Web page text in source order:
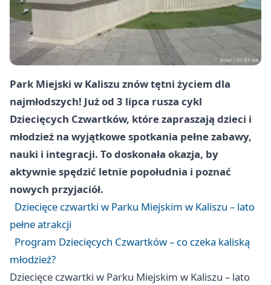
Park Miejski w Kaliszu znów tętni życiem dla
najmłodszych! Już od 3 lipca rusza cykl
Dziecięcych Czwartków, które zapraszają dzieci i
młodzież na wyjątkowe spotkania pełne zabawy,
nauki i integracji. To doskonała okazja, by
aktywnie spędzić letnie popołudnia i poznać
nowych przyjaciół.
Dziecięce czwartki w Parku Miejskim w Kaliszu – lato
pełne atrakcji
Program Dziecięcych Czwartków – co czeka kaliską
młodzież?
Dziecięce czwartki w Parku Miejskim w Kaliszu – lato